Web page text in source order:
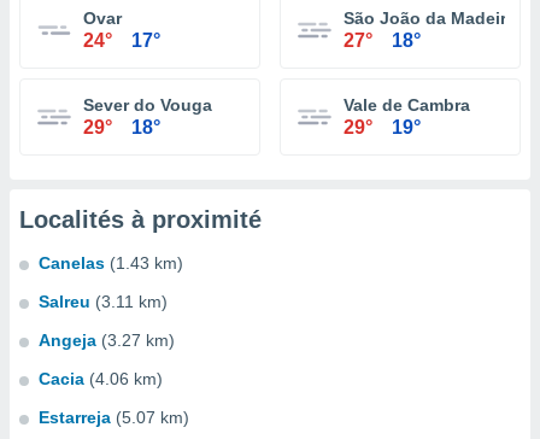
Ovar
24° 17°
São João da Madeira
27° 18°
Sever do Vouga
29° 18°
Vale de Cambra
29° 19°
Localités à proximité
Canelas (1.43 km)
Salreu (3.11 km)
Angeja (3.27 km)
Cacia (4.06 km)
Estarreja (5.07 km)